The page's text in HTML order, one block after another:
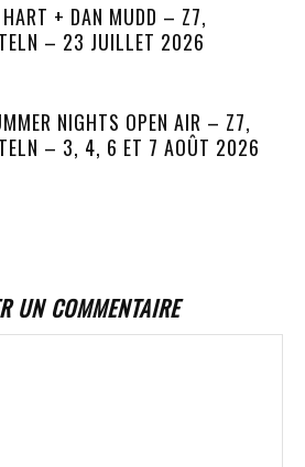
+ DAN MUDD – Z7,
– 23 JUILLET 2026
NIGHTS OPEN AIR – Z7,
– 3, 4, 6 ET 7 AOÛT 2026
UN COMMENTAIRE